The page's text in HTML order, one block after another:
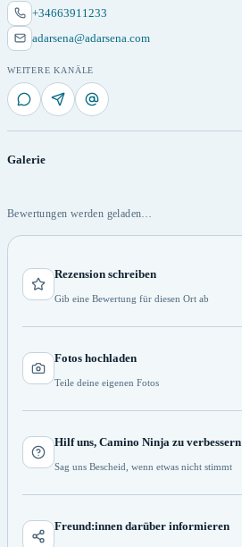
+34663911233
adarsena@adarsena.com
WEITERE KANÄLE
Galerie
Bewertungen werden geladen…
Rezension schreiben
Gib eine Bewertung für diesen Ort ab
Fotos hochladen
Teile deine eigenen Fotos
Hilf uns, Camino Ninja zu verbessern
Sag uns Bescheid, wenn etwas nicht stimmt
Freund:innen darüber informieren